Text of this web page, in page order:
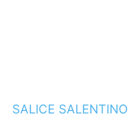
SALICE SALENTINO